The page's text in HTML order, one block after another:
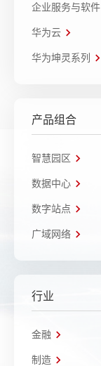
企业服务与软件
华为云
华为坤灵系列
产品组合
智慧园区
数据中心
数字站点
广域网络
行业
金融
制造